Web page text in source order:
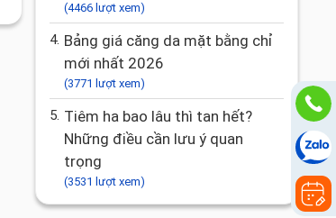
(4466 lượt xem)
4. Bảng giá căng da mặt bằng chỉ
mới nhất 2026
(3771 lượt xem)
5. tiêm ha bao lâu thì tan hết?
Những điều cần lưu ý quan
trọng
(3531 lượt xem)